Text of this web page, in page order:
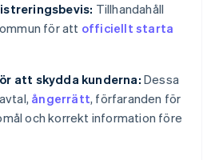
Tillhandahåll
för att officiellt starta
att skydda kunderna: Dessa
ångerrätt, förfaranden för
och korrekt information före